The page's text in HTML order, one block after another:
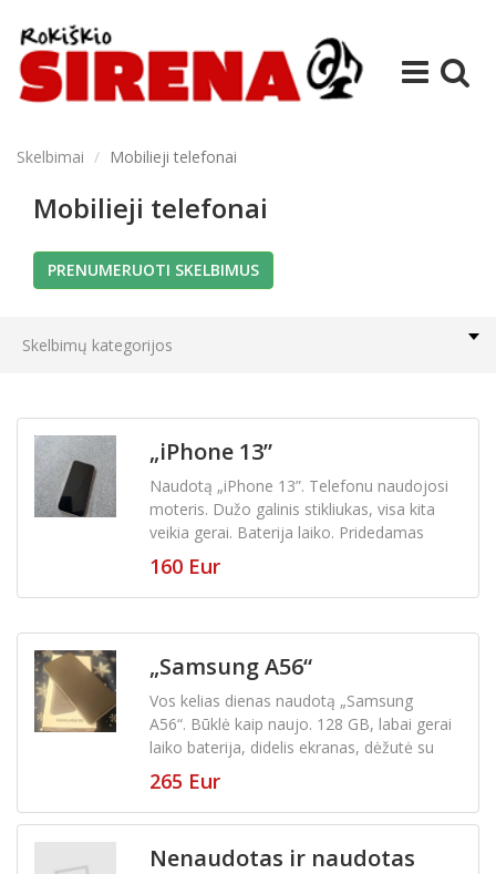
Skelbimai Mobilieji telefonai
Mobilieji telefonai
PRENUMERUOTI SKELBIMUS
Skelbimų kategorijos
(9)
Blackberry(0)
LG(0)
„iPhone 13”
Naudotą „iPhone 13”. Telefonu naudojosi
moteris. Dužo galinis stikliukas, visa kita
veikia gerai. Baterija laiko. Pridedamas
dėkliukas. Pats ekranas gražus, veikia pilnai,
yra lietuvių kalba. Galimas siuntimas. Kaina
minimaliai derinama
160 Eur
„Samsung A56“
Vos kelias dienas naudotą „Samsung
A56“. Būklė kaip naujo. 128 GB, labai gerai
laiko baterija, didelis ekranas, dėžutė su
dokumentais, pirkimo kvitai, garantija nuo
visko, plius dėkliukas dovanų! „Grafite“
spalva, gražiai žiūrisi
265 Eur
Nenaudotas ir naudotas